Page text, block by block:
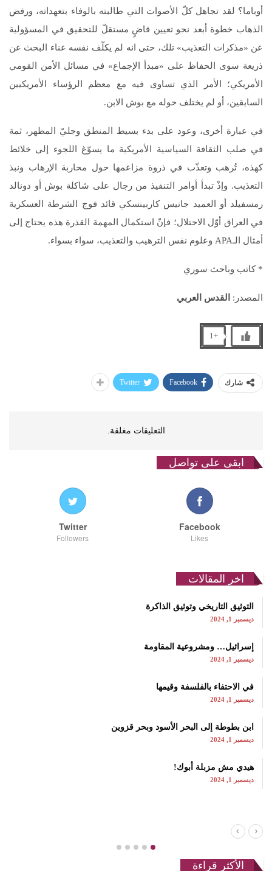
أوباما؟ لقد تجاهل كلّ الأصوات التي طالبته بالوفاء بتعهداته، ورفض
الذهاب خطوة أبعد نحو تعيين قاضٍ مستقلّ للتحقيق في المسؤولية
عن «مذكرات التعذيب» تلك، حتى انه لم يكلّف نفسه عناء البحث عن
ذريعة سوى الحفاظ على «مبدأ الإجماع» في مسائل الأمن القومي
الأمريكي؛ الأمر الذي تساوى فيه مع معظم الرؤساء الأمريكيين
السابقين، أو لم يختلف حوله مع بوش الابن.
في عبارة أخرى، وعود على بدء بسيط المنطق وجليّ المظهر، ثمة
في صلب الثقافة السياسية الأمريكية ما يسوّغ اللجوء إلى خلائط
كهذه، تُرهب وتعذّب في ذروة مزاعمها حول محاربة الإرهاب ونبذ
التعذيب. وإذْ تبدأ أوامر التنفيذ من رجال على شاكلة بوش أو دونالد
رمسفيلد أو العميد جانيس كاربينسكي قائد فوج الشرطة العسكرية
في العراق أوّل الاحتلال؛ فإنّ استكمال المهمة القذرة هذه يحتاج إلى
أمثال الـAPA وعلوم نفس الترهيب والتعذيب، سواء بسواء.
* كاتب وباحث سوري
المصدر: القدس العربي
+1
شارك Facebook
Twitter
التعليقات مغلقة.
ابقى على تواصل
Facebook
Likes
Twitter
Followers
اخر المقالات
التوثيق التاريخي وتوثيق الذاكرة
ديسمبر 1, 2024
إسرائيل… ومشروعية المقاومة
ديسمبر 1, 2024
في الاحتفاء بالفلسفة وقيمها
ديسمبر 1, 2024
ابن بطوطة إلى البحر الأسود وبحر قزوين
ديسمبر 1, 2024
هيدي مش مزبلة أبوك!
ديسمبر 1, 2024
الأكثر قراءة